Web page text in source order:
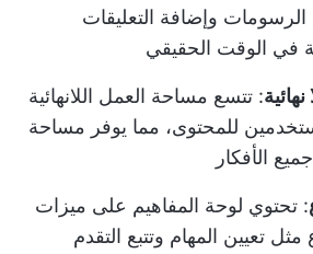
الرسومات وإضافة التعليقات
في الوقت الحقيقي
: تتسع مساحة العمل اللانهائية
للمحتوى، مما يوفر مساحة
الأفكار
: تحتوي لوحة المفاهيم على ميزات
تعيين المهام وتتبع التقدم